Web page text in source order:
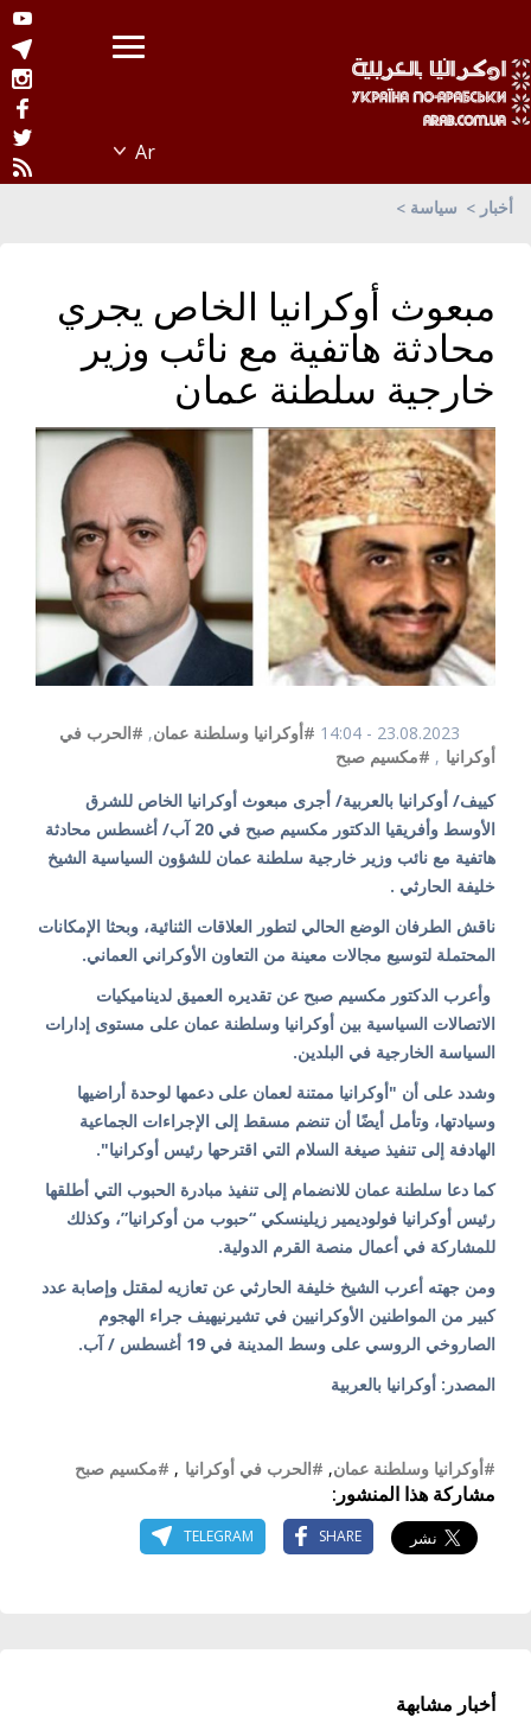
أخبار سياسة
مبعوث أوكرانيا الخاص يجري
محادثة هاتفية مع نائب وزير
خارجية سلطنة عمان
23.08.2023 - 14:04 #أوكرانيا وسلطنة عمان, #الحرب في
أوكرانيا , #مكسيم صبح
كييف/ أوكرانيا بالعربية/ أجرى مبعوث أوكرانيا الخاص للشرق
الأوسط وأفريقيا الدكتور مكسيم صبح في 20 آب/ أغسطس محادثة
هاتفية مع نائب وزير خارجية سلطنة عمان للشؤون السياسية الشيخ
خليفة الحارثي .
ناقش الطرفان الوضع الحالي لتطور العلاقات الثنائية، وبحثا الإمكانات
المحتملة لتوسيع مجالات معينة من التعاون الأوكراني العماني.
وأعرب الدكتور مكسيم صبح عن تقديره العميق لديناميكيات
الاتصالات السياسية بين أوكرانيا وسلطنة عمان على مستوى إدارات
السياسة الخارجية في البلدين.
وشدد على أن "أوكرانيا ممتنة لعمان على دعمها لوحدة أراضيها
وسيادتها، وتأمل أيضًا أن تنضم مسقط إلى الإجراءات الجماعية
الهادفة إلى تنفيذ صيغة السلام التي اقترحها رئيس أوكرانيا".
كما دعا سلطنة عمان للانضمام إلى تنفيذ مبادرة الحبوب التي أطلقها
رئيس أوكرانيا فولوديمير زيلينسكي “حبوب من أوكرانيا”، وكذلك
للمشاركة في أعمال منصة القرم الدولية.
ومن جهته أعرب الشيخ خليفة الحارثي عن تعازيه لمقتل وإصابة عدد
كبير من المواطنين الأوكرانيين في تشيرنيهيف جراء الهجوم
الصاروخي الروسي على وسط المدينة في 19 أغسطس / آب.
المصدر: أوكرانيا بالعربية
#أوكرانيا وسلطنة عمان, #الحرب في أوكرانيا , #مكسيم صبح
مشاركة هذا المنشور:
SHARE
TELEGRAM
أخبار مشابهة